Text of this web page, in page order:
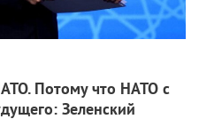
Потому что НАТО с
Зеленский